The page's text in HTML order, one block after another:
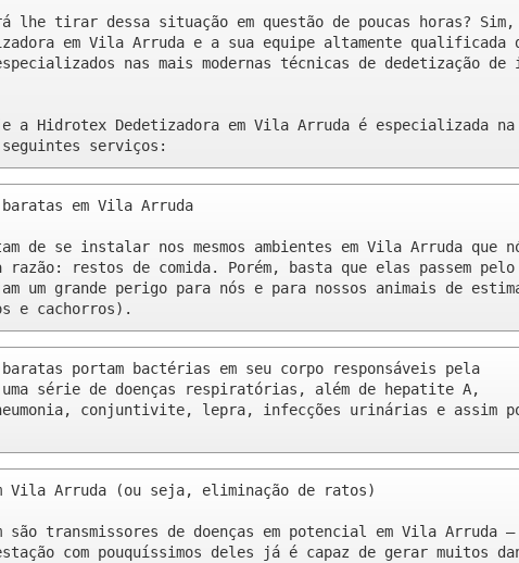
lhe tirar dessa situação em questão de poucas horas?
em Vila Arruda e a sua equipe altamente qualificada
nas mais modernas técnicas de dedetização de
a Hidrotex Dedetizadora em Vila Arruda é especializada na
serviços:
em Vila Arruda
de se instalar nos mesmos ambientes em Vila Arruda que
razão: restos de comida. Porém, basta que elas passem pelo
um grande perigo para nós e para nossos animais de
e cachorros).
portam bactérias em seu corpo responsáveis pela
uma série de doenças respiratórias, além de hepatite A,
conjuntivite, lepra, infecções urinárias e assim
Vila Arruda (ou seja, eliminação de ratos)
são transmissores de doenças em potencial em Vila Arruda
com pouquíssimos deles já é capaz de gerar muitos